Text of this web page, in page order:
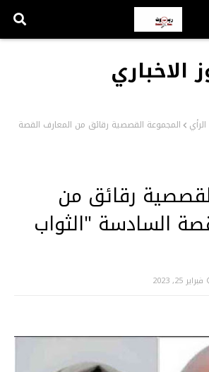
الاخباري
المجموعة القصصية رقائق من المعارف القصة
رقائق من
السادسة "الثواب
فبراير 25, 2023